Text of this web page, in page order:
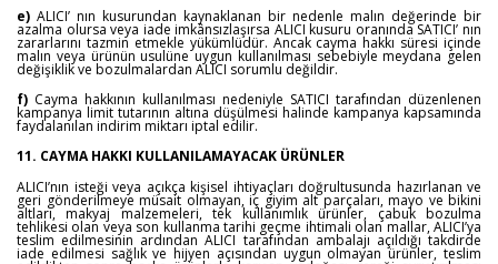
e) ALICI’ nın kusurundan kaynaklanan bir nedenle malın değerinde bir
azalma olursa veya iade imkânsızlaşırsa ALICI kusuru oranında SATICI’ nın
zararlarını tazmin etmekle yükümlüdür. Ancak cayma hakkı süresi içinde
malın veya ürünün usulüne uygun kullanılması sebebiyle meydana gelen
değişiklik ve bozulmalardan ALICI sorumlu değildir.
f) Cayma hakkının kullanılması nedeniyle SATICI tarafından düzenlenen
kampanya limit tutarının altına düşülmesi halinde kampanya kapsamında
faydalanılan indirim miktarı iptal edilir.
11. CAYMA HAKKI KULLANILAMAYACAK ÜRÜNLER
ALICI’nın isteği veya açıkça kişisel ihtiyaçları doğrultusunda hazırlanan ve
geri gönderilmeye müsait olmayan, iç giyim alt parçaları, mayo ve bikini
altları, makyaj malzemeleri, tek kullanımlık ürünler, çabuk bozulma
tehlikesi olan veya son kullanma tarihi geçme ihtimali olan mallar, ALICI’ya
teslim edilmesinin ardından ALICI tarafından ambalajı açıldığı takdirde
iade edilmesi sağlık ve hijyen açısından uygun olmayan ürünler, teslim